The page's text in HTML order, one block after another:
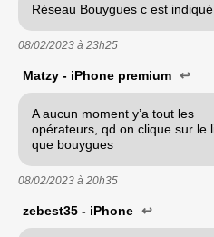
Réseau Bouygues c est indiqué
08/02/2023 à 23h25
Matzy - iPhone premium ↩
A aucun moment y’a tout les
opérateurs, qd on clique sur le
que bouygues
08/02/2023 à 20h35
zebest35 - iPhone ↩